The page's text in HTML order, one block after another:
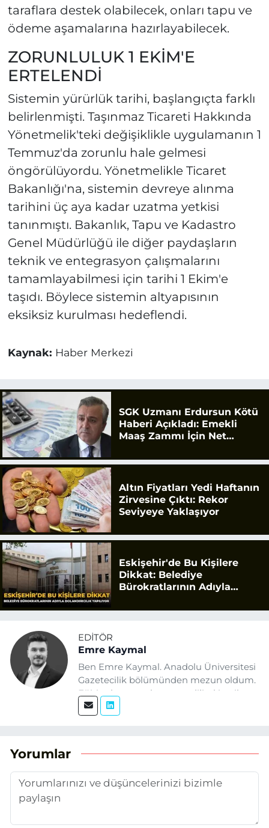
taraflara destek olabilecek, onları tapu ve
ödeme aşamalarına hazırlayabilecek.
ZORUNLULUK 1 EKİM'E
ERTELENDİ
Sistemin yürürlük tarihi, başlangıçta farklı
belirlenmişti. Taşınmaz Ticareti Hakkında
Yönetmelik'teki değişiklikle uygulamanın 1
Temmuz'da zorunlu hale gelmesi
öngörülüyordu. Yönetmelikle Ticaret
Bakanlığı'na, sistemin devreye alınma
tarihini üç aya kadar uzatma yetkisi
tanınmıştı. Bakanlık, Tapu ve Kadastro
Genel Müdürlüğü ile diğer paydaşların
teknik ve entegrasyon çalışmalarını
tamamlayabilmesi için tarihi 1 Ekim'e
taşıdı. Böylece sistemin altyapısının
eksiksiz kurulması hedeflendi.
Kaynak: Haber Merkezi
SGK Uzmanı Erdursun Kötü
Haberi Açıkladı: Emekli
Maaş Zammı İçin Net
Altın Fiyatları Yedi Haftanın
Zirvesine Çıktı: Rekor
Seviyeye Yaklaşıyor
Eskişehir'de Bu Kişilere
Dikkat: Belediye
Bürokratlarının Adıyla
EDITÖR
Emre Kaymal
Ben Emre Kaymal. Anadolu Üniversitesi
Gazetecilik bölümünden mezun oldum.
Eğitim hayatım boyunca dijital içerik
üretimi ve arama motoru
temel alıyorum.
Yorumlar